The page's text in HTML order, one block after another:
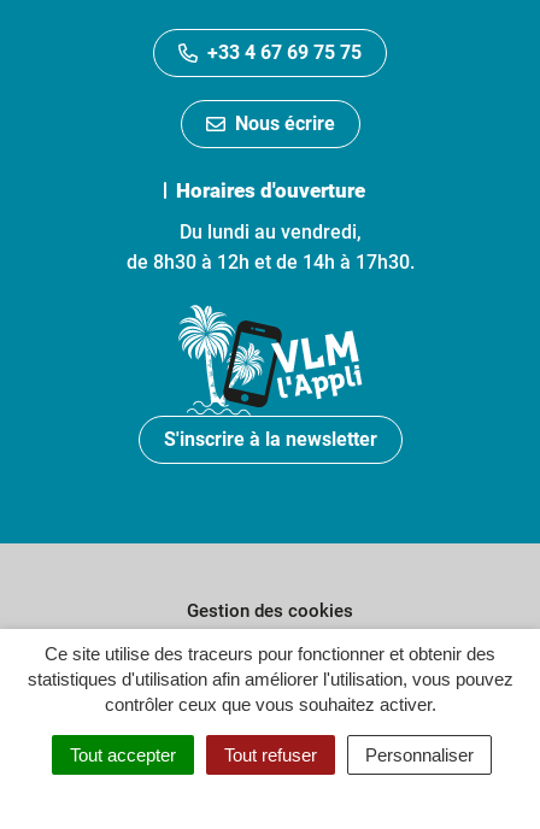
Ce site utilise des traceurs pour fonctionner et obtenir des
statistiques d'utilisation afin améliorer l'utilisation, vous pouvez
contrôler ceux que vous souhaitez activer.
Tout accepter Tout refuser Personnaliser
+33 4 67 69 75 75
Nous écrire
Horaires d'ouverture
Du lundi au vendredi,
de 8h30 à 12h et de 14h à 17h30.
S'inscrire à la newsletter
Gestion des cookies
Plan du site
Politique de confidentialité
Crédits